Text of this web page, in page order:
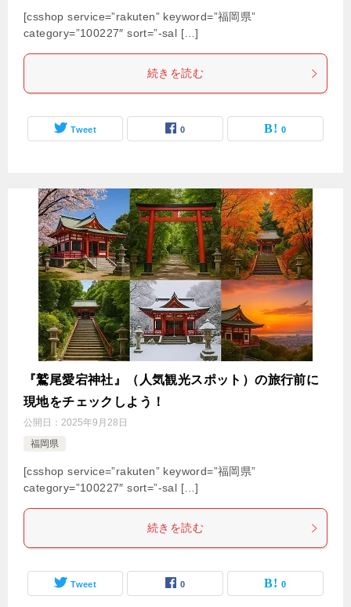
[csshop service=”rakuten” keyword=”福岡県”
category=”100227″ sort=”-sal […]
続きを読む
Tweet 0 0
『鷲尾愛宕神社』（人気観光スポット）の旅行前に
現地をチェックしよう！
公開日： 2025年9月28日
福岡県
[csshop service=”rakuten” keyword=”福岡県”
category=”100227″ sort=”-sal […]
続きを読む
Tweet 0 0